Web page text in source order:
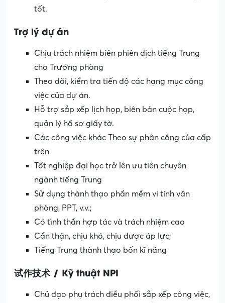
tốt.
Trợ lý dự án
Chịu trách nhiệm biên phiên dịch tiếng Trung
cho Trưởng phòng
Theo dõi, kiểm tra tiến độ các hạng mục công
việc của dự án.
Hỗ trợ sắp xếp lịch họp, biên bản cuộc họp,
quản lý hồ sơ giấy tờ.
Các công việc khác Theo sự phân công của cấp
trên
Tốt nghiệp đại học trở lên ưu tiên chuyên
ngành tiếng Trung
Sử dụng thành thạo phần mềm vi tính văn
phòng, PPT, v.v.;
Có tình thần hợp tác và trách nhiệm cao
Cẩn thận, chịu khó, chịu được áp lực;
Tiếng Trung thành thạo bốn kĩ năng
试作技术 / Kỹ thuật NPI
Chủ đạo phụ trách điều phối sắp xếp công việc,